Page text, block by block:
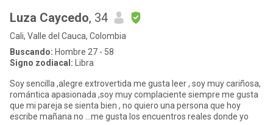
Luza Caycedo, 34
Cali, Valle del Cauca, Colombia
Buscando: Hombre 27 - 58
Signo zodiacal: Libra
Soy sencilla ,alegre extrovertida me gusta leer , soy muy cariñosa,
romántica apasionada ,soy muy complaciente siempre me gusta
que mi pareja se sienta bien , no quiero una persona que hoy
escribe mañana no ...me gusta los encuentros reales donde yo